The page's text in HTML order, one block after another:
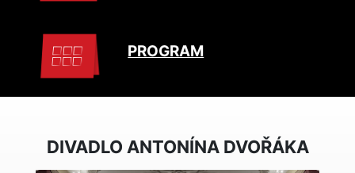
PROGRAM
DIVADLO ANTONÍNA DVOŘÁKA